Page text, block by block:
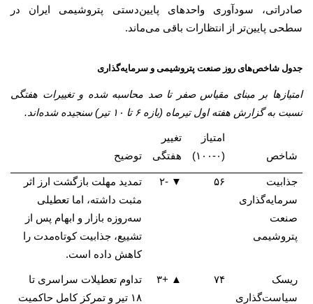
صادراتی، سودآوری واحدهای پایین‌دستی پتروشیمی ایران در
سطحی پایین‌تر از انتظارات باقی می‌ماند.
جدول شاخص‌های روز صنعت پتروشیمی و سرمایه‌گذاری
امتیازها بر مبنای مقیاس صفر تا صد محاسبه شده و تغییرات هفتگی
نسبت به گزارش هفته اول تیرماه (بازه ۶ تا ۱۰ تیر) سنجیده شده‌اند.
شاخص
امتیاز
(۰-۱۰۰)
تغییر
هفتگی
توضیح
جذابیت
سرمایه‌گذاری
صنعت
پتروشیمی
۵۶ ▼ -۲
تمدید مهلت بازگشت ارز اثر
مثبت داشته، اما تعطیلی
سه‌روزه بازار و ابهام پس از
تشییع، جذابیت کوتاه‌مدت را
کاهش داده است.
ریسک
سیاست‌گذاری
۷۴ ▲ +۳
تداوم تعطیلات سراسری تا
۱۸ تیر و تمرکز کامل حاکمیت